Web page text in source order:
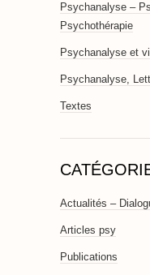
Psychanalyse –
Psychothérapie
Psychanalyse et
Psychanalyse,
Textes
Actualités –
Articles psy
Publications